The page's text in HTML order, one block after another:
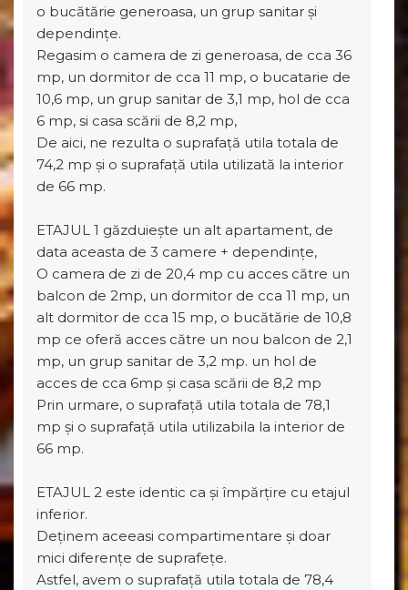
o bucătărie generoasa, un grup sanitar și
dependințe.
Regasim o camera de zi generoasa, de cca 36
mp, un dormitor de cca 11 mp, o bucatarie de
10,6 mp, un grup sanitar de 3,1 mp, hol de cca
6 mp, si casa scării de 8,2 mp,
De aici, ne rezulta o suprafață utila totala de
74,2 mp și o suprafață utila utilizată la interior
de 66 mp.
ETAJUL 1 găzduiește un alt apartament, de
data aceasta de 3 camere + dependințe,
O camera de zi de 20,4 mp cu acces către un
balcon de 2mp, un dormitor de cca 11 mp, un
alt dormitor de cca 15 mp, o bucătărie de 10,8
mp ce oferă acces către un nou balcon de 2,1
mp, un grup sanitar de 3,2 mp. un hol de
acces de cca 6mp și casa scării de 8,2 mp
Prin urmare, o suprafață utila totala de 78,1
mp și o suprafață utila utilizabila la interior de
66 mp.
ETAJUL 2 este identic ca și împărțire cu etajul
inferior.
Deținem aceeasi compartimentare și doar
mici diferențe de suprafețe.
Astfel, avem o suprafață utila totala de 78,4